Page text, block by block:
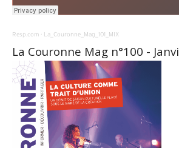
Resp.com · La_Couronne_Mag_101_MIX
La Couronne Mag n°100 -